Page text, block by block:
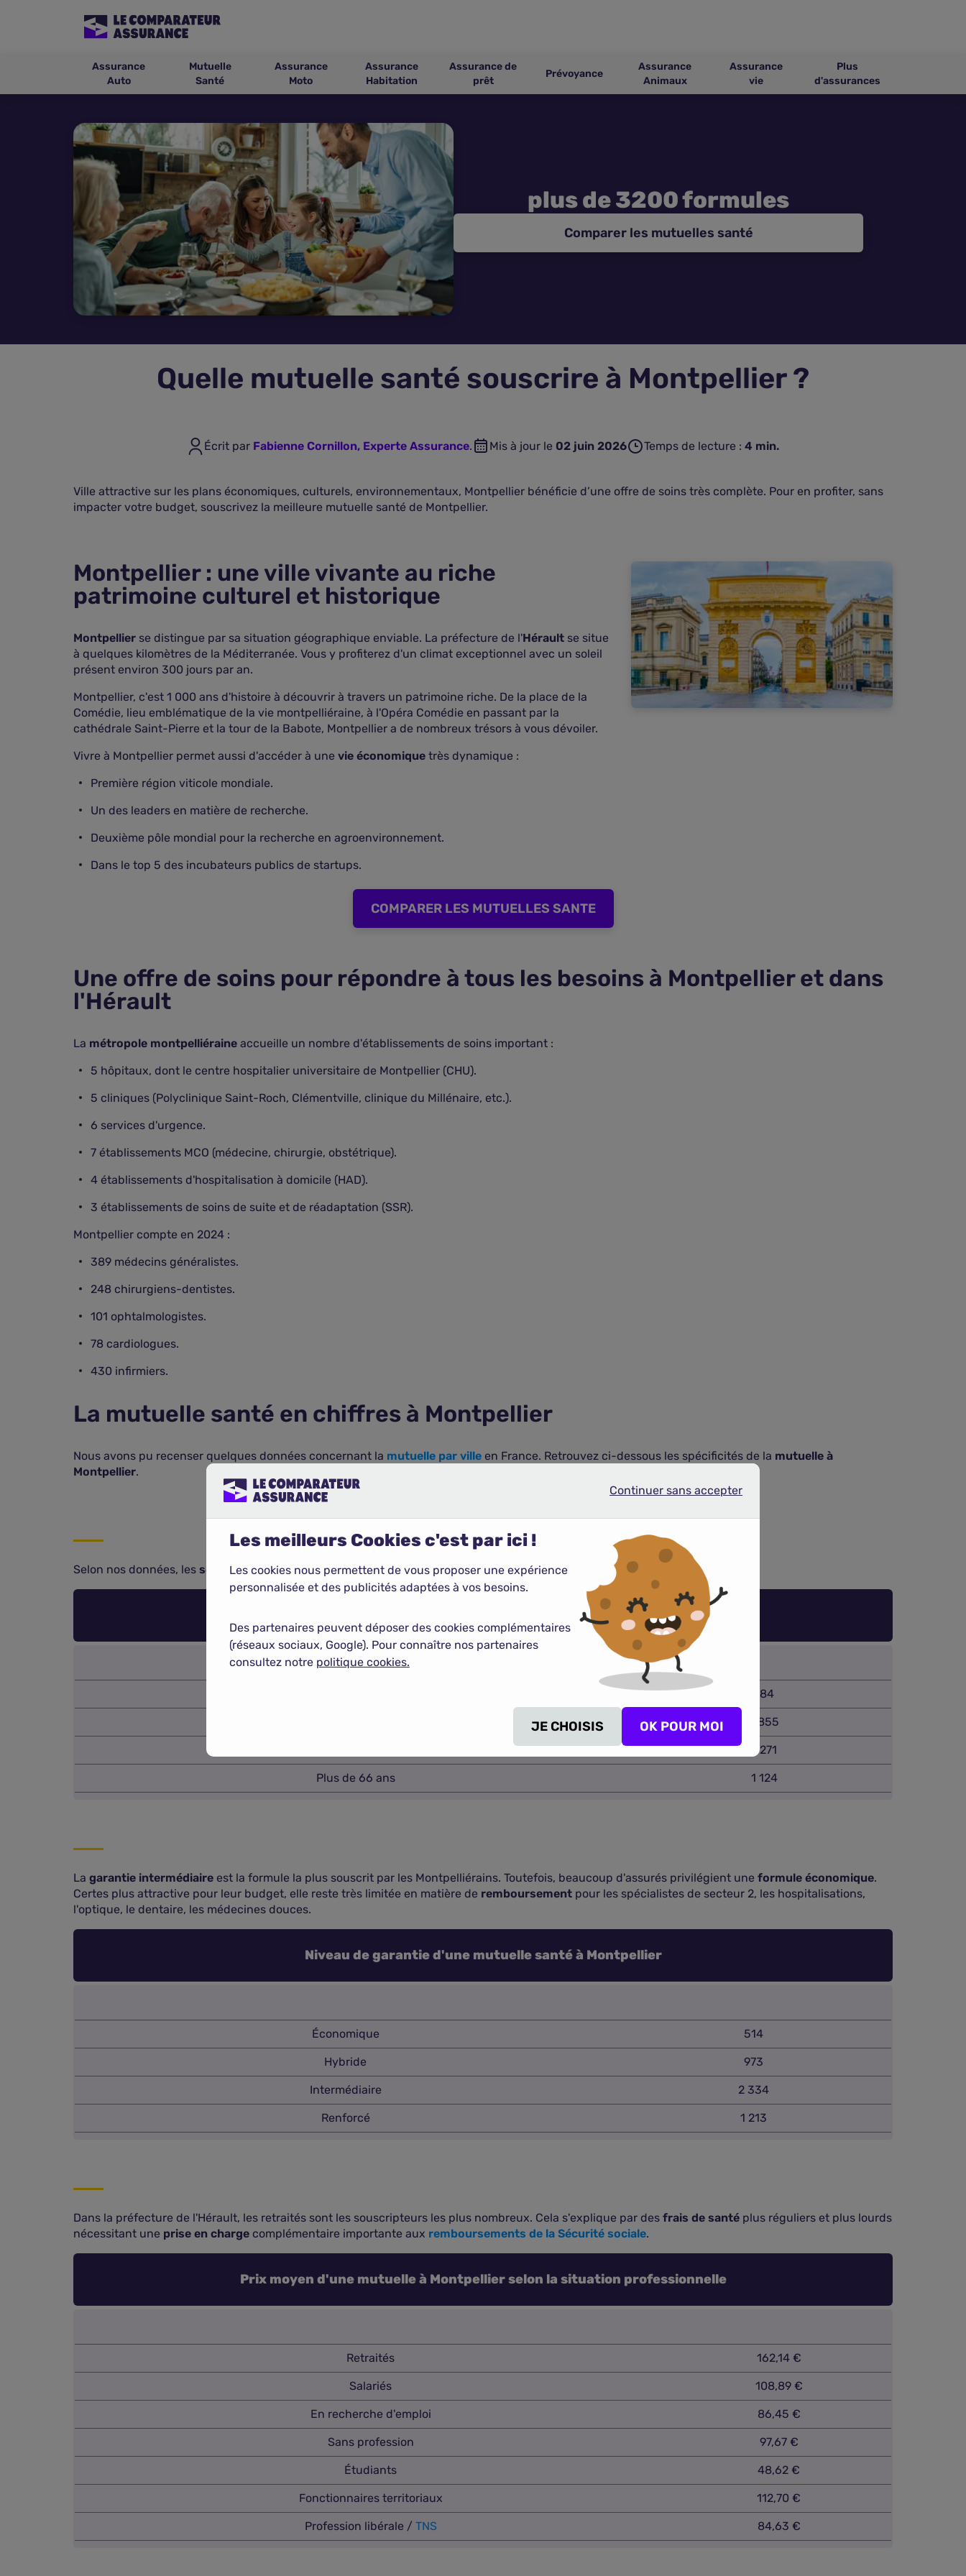
Assurance
Auto
Mutuelle
Santé
Assurance
Moto
Assurance
Habitation
Assurance de
prêt
Prévoyance
Assurance
Animaux
Assurance
vie
Plus
d'assurances
plus de 3200 formules
Comparer les mutuelles santé
Quelle mutuelle santé souscrire à Montpellier ?
Écrit par Fabienne Cornillon, Experte Assurance. Mis à jour le 02 juin 2026 Temps de lecture : 4 min.
Ville attractive sur les plans économiques, culturels, environnementaux, Montpellier bénéficie d’une offre de soins très complète. Pour en profiter, sans
impacter votre budget, souscrivez la meilleure mutuelle santé de Montpellier.
Montpellier : une ville vivante au riche
patrimoine culturel et historique
Montpellier se distingue par sa situation géographique enviable. La préfecture de l'Hérault se situe
à quelques kilomètres de la Méditerranée. Vous y profiterez d'un climat exceptionnel avec un soleil
présent environ 300 jours par an.
Montpellier, c'est 1 000 ans d'histoire à découvrir à travers un patrimoine riche. De la place de la
Comédie, lieu emblématique de la vie montpelliéraine, à l'Opéra Comédie en passant par la
cathédrale Saint-Pierre et la tour de la Babote, Montpellier a de nombreux trésors à vous dévoiler.
Vivre à Montpellier permet aussi d'accéder à une vie économique très dynamique :
Première région viticole mondiale.
Un des leaders en matière de recherche.
Deuxième pôle mondial pour la recherche en agroenvironnement.
Dans le top 5 des incubateurs publics de startups.
COMPARER LES MUTUELLES SANTE
Une offre de soins pour répondre à tous les besoins à Montpellier et dans
l'Hérault
La métropole montpelliéraine accueille un nombre d'établissements de soins important :
5 hôpitaux, dont le centre hospitalier universitaire de Montpellier (CHU).
5 cliniques (Polyclinique Saint-Roch, Clémentville, clinique du Millénaire, etc.).
6 services d'urgence.
7 établissements MCO (médecine, chirurgie, obstétrique).
4 établissements d'hospitalisation à domicile (HAD).
3 établissements de soins de suite et de réadaptation (SSR).
Montpellier compte en 2024 :
389 médecins généralistes.
248 chirurgiens-dentistes.
101 ophtalmologistes.
78 cardiologues.
430 infirmiers.
La mutuelle santé en chiffres à Montpellier
Nous avons pu recenser quelques données concernant la mutuelle par ville en France. Retrouvez ci-dessous les spécificités de la mutuelle à
Montpellier.
Selon nos données, les seniorssont les plus nombreux à être couverts par un contrat decomplémentaire santé à Montpellier.
Tranches d'âge des souscripteurs d'une mutuelle santé à Montpellier
784
1 855
1 271
Plus de 66 ans 1 124
La garantie intermédiaire est la formule la plus souscrit par les Montpelliérains. Toutefois, beaucoup d'assurés privilégient une formule économique.
Certes plus attractive pour leur budget, elle reste très limitée en matière de remboursement pour les spécialistes de secteur 2, les hospitalisations,
l'optique, le dentaire, les médecines douces.
Niveau de garantie d'une mutuelle santé à Montpellier
Économique 514
Hybride 973
Intermédiaire 2 334
Renforcé 1 213
Dans la préfecture de l'Hérault, les retraités sont les souscripteurs les plus nombreux. Cela s'explique par des frais de santé plus réguliers et plus lourds
nécessitant une prise en charge complémentaire importante aux remboursements de la Sécurité sociale.
Prix moyen d'une mutuelle à Montpellier selon la situation professionnelle
Retraités 162,14 €
Salariés 108,89 €
En recherche d'emploi 86,45 €
Sans profession 97,67 €
Étudiants 48,62 €
Fonctionnaires territoriaux 112,70 €
Profession libérale / TNS 84,63 €
Continuer sans accepter
Les meilleurs Cookies c'est par ici !
Les cookies nous permettent de vous proposer une expérience
personnalisée et des publicités adaptées à vos besoins.
Des partenaires peuvent déposer des cookies complémentaires
(réseaux sociaux, Google). Pour connaître nos partenaires
consultez notre politique cookies.
JE CHOISIS OK POUR MOI
Continuer sans accepter